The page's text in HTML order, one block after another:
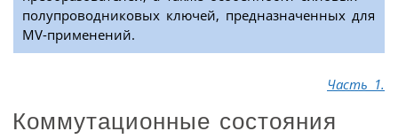
полупроводниковых ключей, предназначенных для
MV-применений.
Часть 1.
Коммутационные состояния